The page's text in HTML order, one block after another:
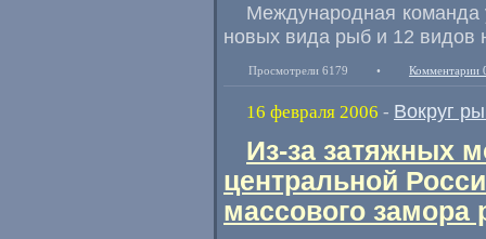
Международная команда
новых вида рыб и 12 видов
Просмотрели 6179 • Комментарии
16 февраля 2006 - Вокруг
Из-за затяжных
центральной
массового